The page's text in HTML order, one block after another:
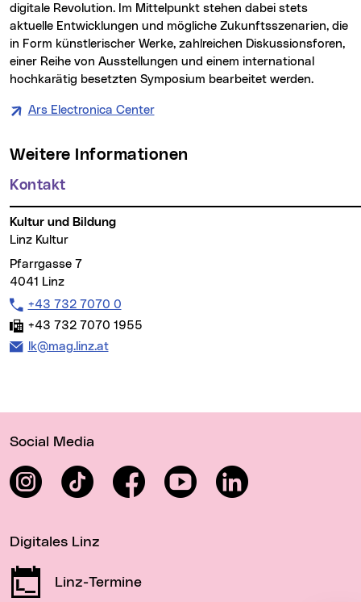
digitale Revolution. Im Mittelpunkt stehen dabei stets
aktuelle Entwicklungen und mögliche Zukunftsszenarien, die
in Form künstlerischer Werke, zahlreichen Diskussionsforen,
einer Reihe von Ausstellungen und einem international
hochkarätig besetzten Symposium bearbeitet werden.
Ars Electronica Center
Weitere Informationen
Kontakt
Kultur und Bildung
Linz Kultur
Pfarrgasse 7
4041 Linz
Telefon:
+43 732 7070 0
Fax:
+43 732 7070 1955
E-Mail Adresse:
lk@mag.linz.at
Social Media
InstagramTikTok FacebookYouTube LinkedIn
Digitales Linz
Linz-Termine